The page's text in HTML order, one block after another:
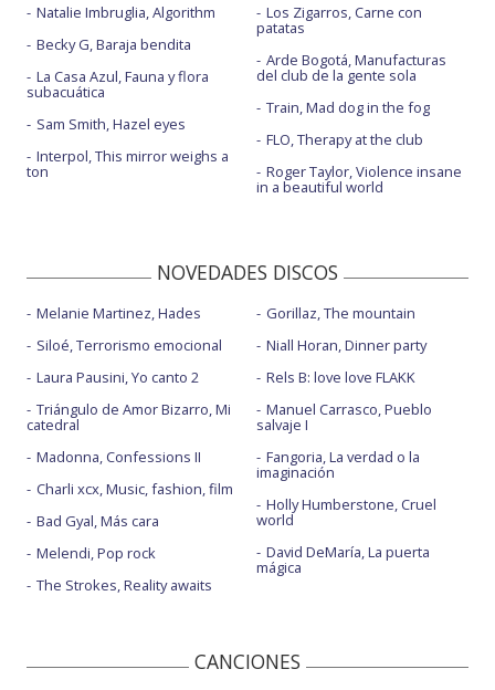
Natalie Imbruglia, Algorithm
Becky G, Baraja bendita
La Casa Azul, Fauna y flora
subacuática
Sam Smith, Hazel eyes
Interpol, This mirror weighs a
ton
Los Zigarros, Carne con
patatas
Arde Bogotá, Manufacturas
del club de la gente sola
Train, Mad dog in the fog
FLO, Therapy at the club
Roger Taylor, Violence insane
in a beautiful world
NOVEDADES DISCOS
Melanie Martinez, Hades
Siloé, Terrorismo emocional
Laura Pausini, Yo canto 2
Triángulo de Amor Bizarro, Mi
catedral
Madonna, Confessions II
Charli xcx, Music, fashion, film
Bad Gyal, Más cara
Melendi, Pop rock
The Strokes, Reality awaits
Gorillaz, The mountain
Niall Horan, Dinner party
Rels B: love love FLAKK
Manuel Carrasco, Pueblo
salvaje I
Fangoria, La verdad o la
imaginación
Holly Humberstone, Cruel
world
David DeMaría, La puerta
mágica
CANCIONES